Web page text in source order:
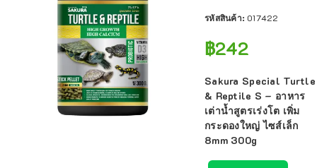
รหัสสินค้า: 017422
฿242
Sakura Special Turtle
& Reptile S – อาหาร
เต่าน้ำสูตรเร่งโต เพิ่ม
กระดองใหญ่ ไซส์เล็ก
8mm 300g